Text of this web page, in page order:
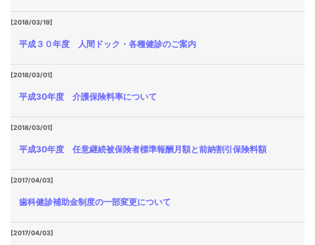
[2018/03/19]
平成３０年度 人間ドック・各種健診のご案内
[2018/03/01]
平成30年度 介護保険料率について
[2018/03/01]
平成30年度 任意継続被保険者標準報酬月額と前納割引保険料額
[2017/04/03]
歯科健診補助金制度の一部変更について
[2017/04/03]